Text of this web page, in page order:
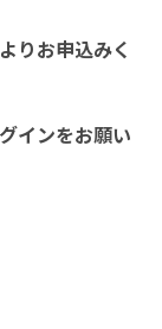
よりお申込みく
インをお願い